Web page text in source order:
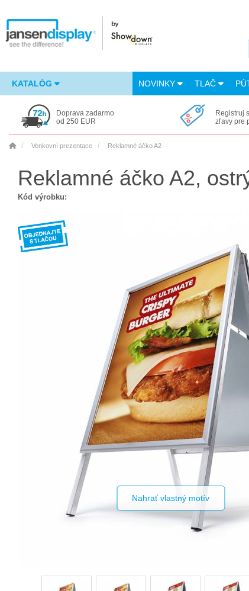
KATALÓG NOVINKY TLAČ
Doprava zadarmo
od 250 EUR
Registruj
zľavy pre
Venkovní prezentace Reklamné áčko A2
Reklamné áčko A2,
Kód výrobku:
Nahrať vlastný motív